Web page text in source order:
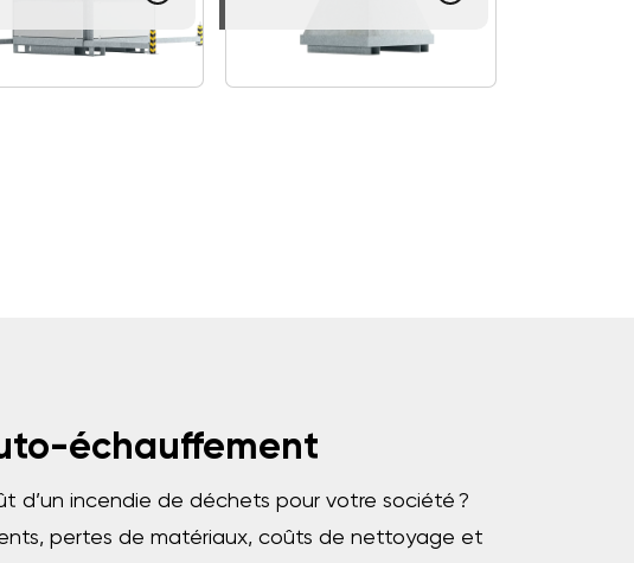
échauffement
d’un incendie de déchets pour votre société ?
pertes de matériaux, coûts de nettoyage et